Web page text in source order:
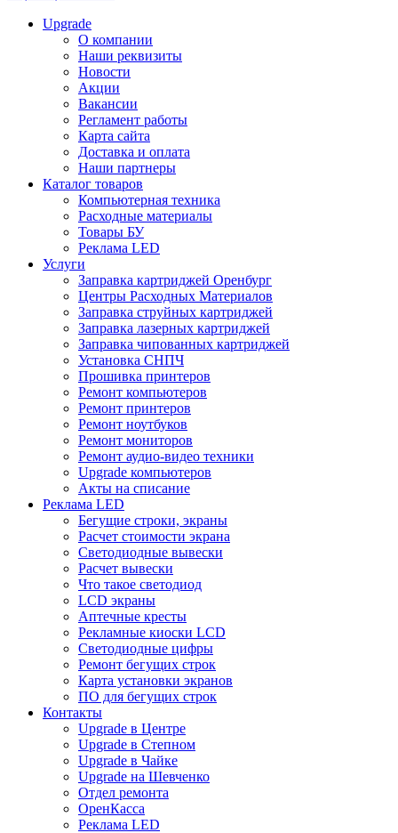
Upgrade
О компании
Наши реквизиты
Новости
Акции
Вакансии
Регламент работы
Карта сайта
Доставка и оплата
Наши партнеры
Каталог товаров
Компьютерная техника
Расходные материалы
Товары БУ
Реклама LED
Услуги
Заправка картриджей Оренбург
Центры Расходных Материалов
Заправка струйных картриджей
Заправка лазерных картриджей
Заправка чипованных картриджей
Установка СНПЧ
Прошивка принтеров
Ремонт компьютеров
Ремонт принтеров
Ремонт ноутбуков
Ремонт мониторов
Ремонт аудио-видео техники
Upgrade компьютеров
Акты на списание
Реклама LED
Бегущие строки, экраны
Расчет стоимости экрана
Светодиодные вывески
Расчет вывески
Что такое светодиод
LCD экраны
Аптечные кресты
Рекламные киоски LCD
Светодиодные цифры
Ремонт бегущих строк
Карта установки экранов
ПО для бегущих строк
Контакты
Upgrade в Центре
Upgrade в Степном
Upgrade в Чайке
Upgrade на Шевченко
Отдел ремонта
ОренКасса
Реклама LED